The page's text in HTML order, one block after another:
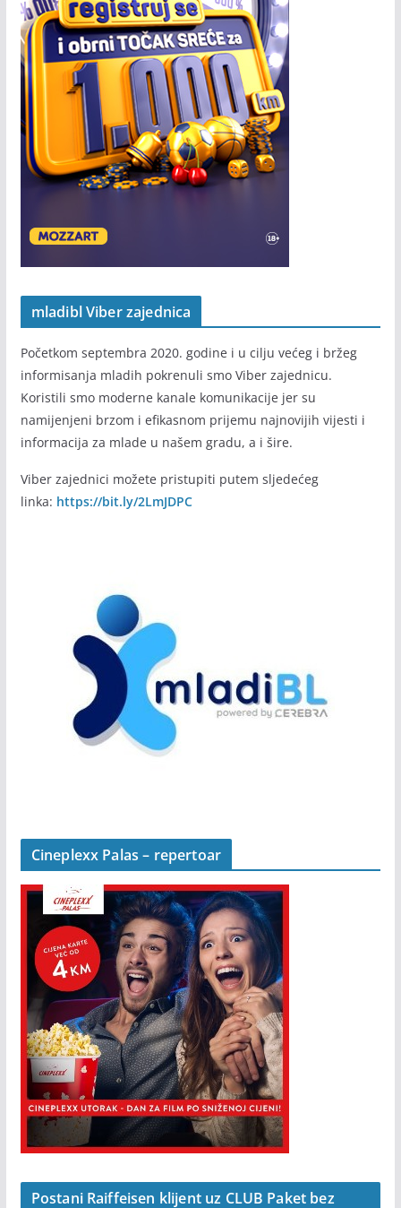
mladibl Viber zajednica
Početkom septembra 2020. godine i u cilju većeg i bržeg
informisanja mladih pokrenuli smo Viber zajednicu.
Koristili smo moderne kanale komunikacije jer su
namijenjeni brzom i efikasnom prijemu najnovijih vijesti i
informacija za mlade u našem gradu, a i šire.
Viber zajednici možete pristupiti putem sljedećeg
linka: https://bit.ly/2LmJDPC
Cineplexx Palas – repertoar
Postani Raiffeisen klijent uz CLUB Paket bez